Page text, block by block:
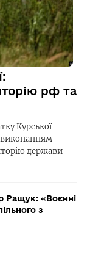
рф та
Курської
виконанням
держави-
Ращук: «Воєнні
з